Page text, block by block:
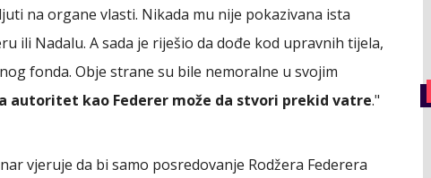
na organe vlasti. Nikada mu nije pokazivana ista
ili Nadalu. A sada je riješio da dođe kod upravnih tijela,
fonda. Obje strane su bile nemoralne u svojim
autoritet kao Federer može da stvori prekid vatre."
vjeruje da bi samo posredovanje Rodžera Federera